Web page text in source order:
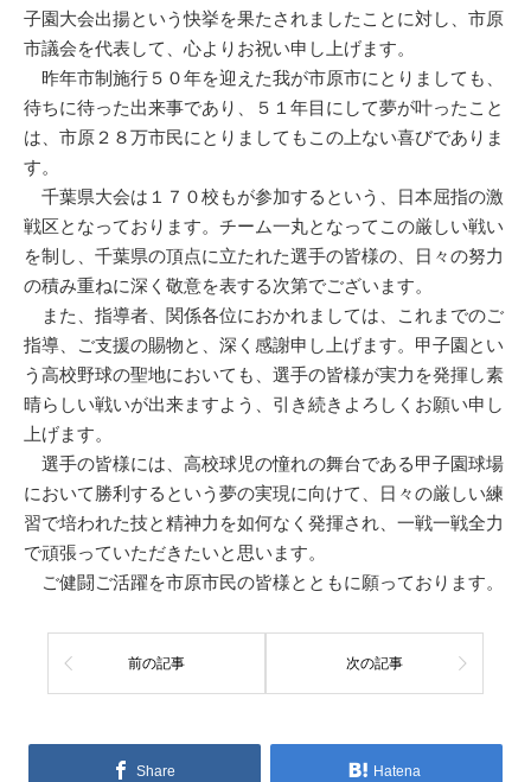
子園大会出揚という快挙を果たされましたことに対し、市原
市議会を代表して、心よりお祝い申し上げます。
昨年市制施行５０年を迎えた我が市原市にとりましても、
待ちに待った出来事であり、５１年目にして夢が叶ったこと
は、市原２８万市民にとりましてもこの上ない喜びでありま
す。
千葉県大会は１７０校もが参加するという、日本屈指の激
戦区となっております。チーム一丸となってこの厳しい戦い
を制し、千葉県の頂点に立たれた選手の皆様の、日々の努力
の積み重ねに深く敬意を表する次第でございます。
また、指導者、関係各位におかれましては、これまでのご
指導、ご支援の賜物と、深く感謝申し上げます。甲子園とい
う高校野球の聖地においても、選手の皆様が実力を発揮し素
晴らしい戦いが出来ますよう、引き続きよろしくお願い申し
上げます。
選手の皆様には、高校球児の憧れの舞台である甲子園球場
において勝利するという夢の実現に向けて、日々の厳しい練
習で培われた技と精神力を如何なく発揮され、一戦一戦全力
で頑張っていただきたいと思います。
ご健闘ご活躍を市原市民の皆様とともに願っております。
前の記事 次の記事
Share Hatena